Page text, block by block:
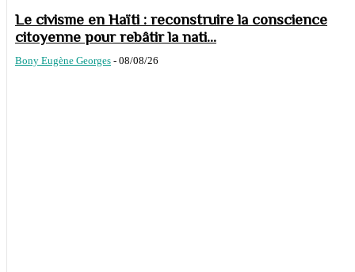
Le civisme en Haïti : reconstruire la conscience
citoyenne pour rebâtir la nati...
Bony Eugène Georges - 08/08/26